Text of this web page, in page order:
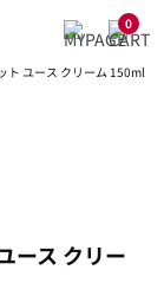
0
ト ユース クリーム 150ml
ース クリー